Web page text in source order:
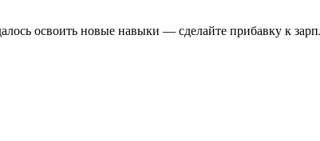
освоить новые навыки — сделайте прибавку к